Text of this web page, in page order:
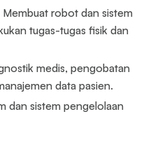
robot dan sistem
tugas-tugas fisik dan
medis, pengobatan
data pasien.
dan sistem pengelolaan